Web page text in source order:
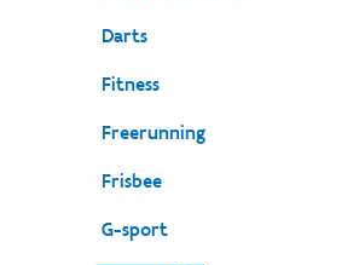
Darts
Fitness
Freerunning
Frisbee
G-sport